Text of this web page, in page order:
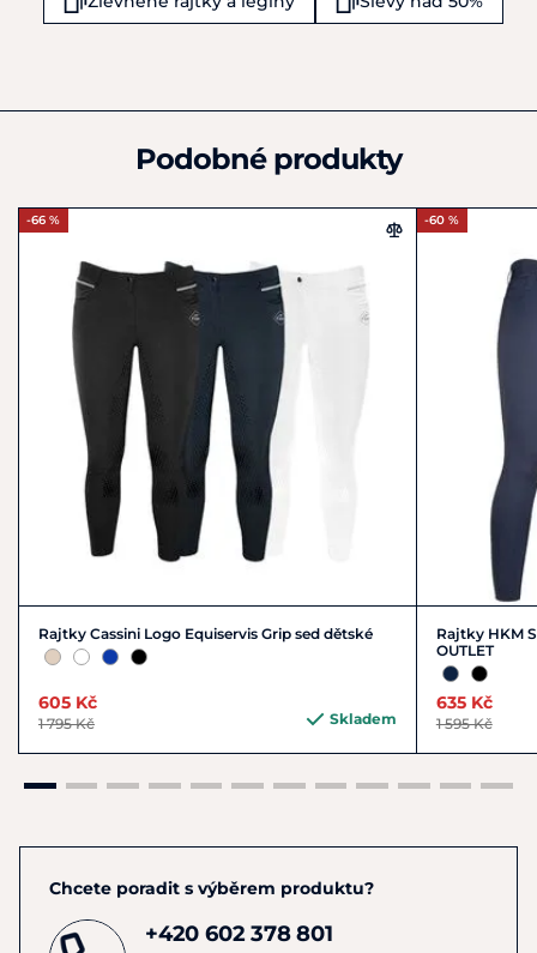
Nizozemsko
Podobné produkty
-66 %
Rajtky Cassini Logo Equiservis Grip sed dětské
605 Kč
1 795 Kč Skladem
-60 %
Rajtky HKM
OUTLET
635 Kč
1 595 Kč
Chcete poradit s výběrem produktu?
+420 602 378 801